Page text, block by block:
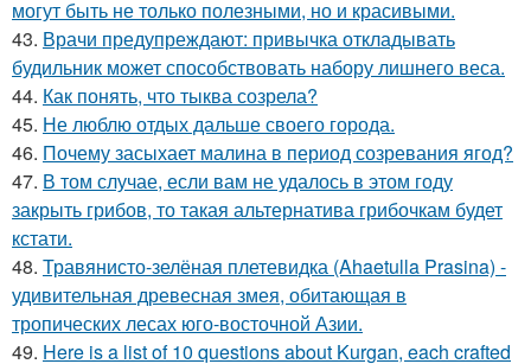
могут быть не только полезными, но и красивыми.
43. Врачи предупреждают: привычка откладывать
будильник может способствовать набору лишнего веса.
44. Как понять, что тыква созрела?
45. Не люблю отдых дальше своего города.
46. Почему засыхает малина в период созревания ягод?
47. В том случае, если вам не удалось в этом году
закрыть грибов, то такая альтернатива грибочкам будет
кстати.
48. Травянисто-зелёная плетевидка (Ahaetulla Prasina) -
удивительная древесная змея, обитающая в
тропических лесах юго-восточной Азии.
49. Here is a list of 10 questions about Kurgan, each crafted